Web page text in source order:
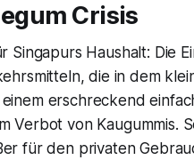
Crisis
Singapurs Haushalt: Die
die in dem
erschreckend
Verbot von Kaugummis.
für den privaten